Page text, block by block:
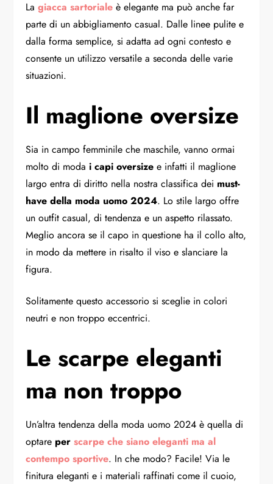
Lagiacca sartoriale è elegante ma può anche far
parte di un abbigliamento casual. Dalle linee pulite e
dalla forma semplice, si adatta ad ogni contesto e
consente un utilizzo versatile a seconda delle varie
situazioni.
Il maglione oversize
Sia in campo femminile che maschile, vanno ormai
molto di modai capi oversize e infatti il maglione
largo entra di diritto nella nostra classifica dei must-
have della moda uomo 2024. Lo stile largo offre
un outfit casual, di tendenza e un aspetto rilassato.
Meglio ancora se il capo in questione ha il collo alto,
in modo da mettere in risalto il viso e slanciare la
figura.
Solitamente questo accessorio si sceglie in colori
neutri e non troppo eccentrici.
Le scarpe eleganti
ma non troppo
Un’altra tendenza della moda uomo 2024 è quella di
optare perscarpe che siano eleganti ma al
contempo sportive. In che modo? Facile! Via le
finitura eleganti e i materiali raffinati come il cuoio,